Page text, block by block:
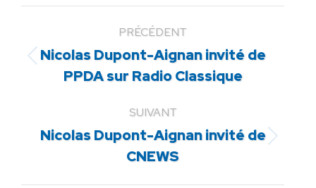
PRÉCÉDENT
Article
précédent
Nicolas Dupont-Aignan invité de
PPDA sur Radio Classique
SUIVANT
Article
suivant
Nicolas Dupont-Aignan invité de
CNEWS